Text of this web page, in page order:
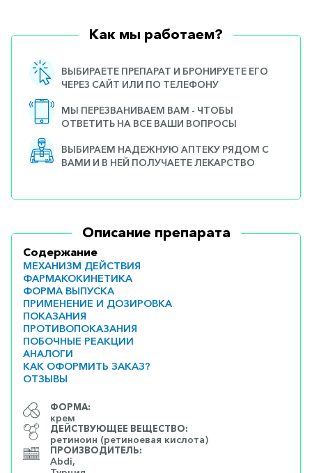
Как мы работаем?
ВЫБИРАЕТЕ ПРЕПАРАТ И БРОНИРУЕТЕ ЕГО
ЧЕРЕЗ САЙТ ИЛИ ПО ТЕЛЕФОНУ
МЫ ПЕРЕЗВАНИВАЕМ ВАМ - ЧТОБЫ
ОТВЕТИТЬ НА ВСЕ ВАШИ ВОПРОСЫ
ВЫБИРАЕМ НАДЕЖНУЮ АПТЕКУ РЯДОМ С
ВАМИ И В НЕЙ ПОЛУЧАЕТЕ ЛЕКАРСТВО
Описание препарата
Содержание
МЕХАНИЗМ ДЕЙСТВИЯ
ФАРМАКОКИНЕТИКА
ФОРМА ВЫПУСКА
ПРИМЕНЕНИЕ И ДОЗИРОВКА
ПОКАЗАНИЯ
ПРОТИВОПОКАЗАНИЯ
ПОБОЧНЫЕ РЕАКЦИИ
АНАЛОГИ
КАК ОФОРМИТЬ ЗАКАЗ?
ОТЗЫВЫ
ФОРМА:
крем
ДЕЙСТВУЮЩЕЕ ВЕЩЕСТВО:
ретиноин (ретиноевая кислота)
ПРОИЗВОДИТЕЛЬ:
Abdi,